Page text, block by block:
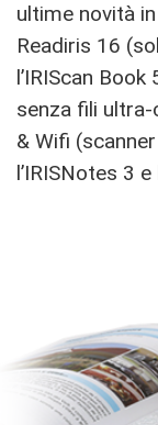
ultime novità
Readiris 16
l’IRIScan
senza fili ultra-
& Wifi
l’IRISNotes 3